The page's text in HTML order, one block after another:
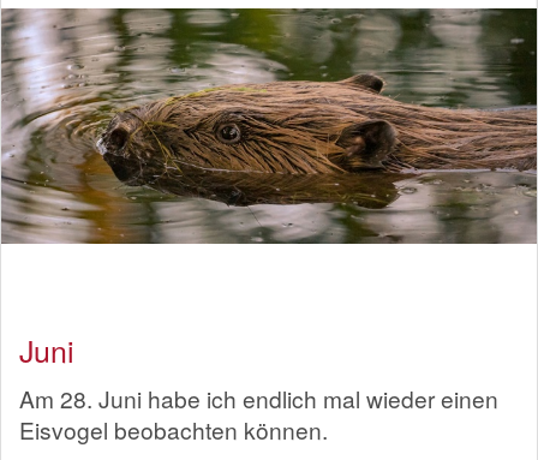
Juni
Am 28. Juni habe ich endlich mal wieder einen
Eisvogel beobachten können.